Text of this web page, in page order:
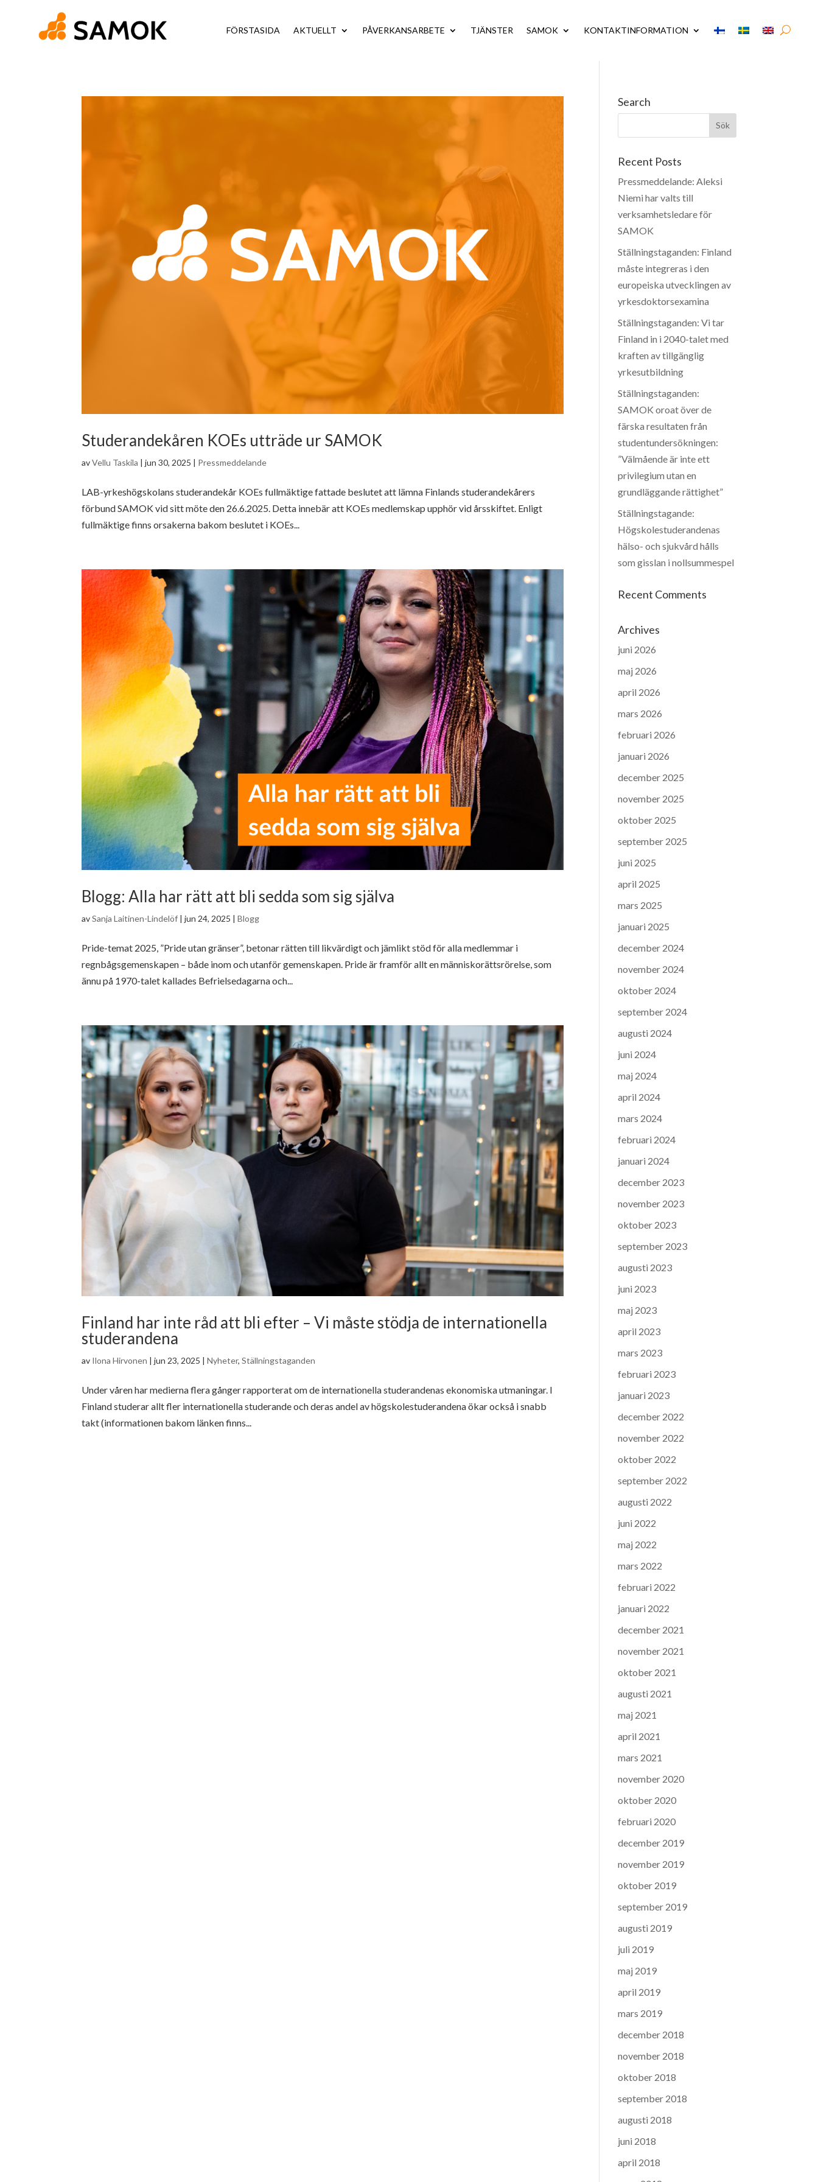
FÖRSTASIDA AKTUELLT PÅVERKANSARBETE TJÄNSTER SAMOK KONTAKTINFORMATION
Studerandekåren KOEs utträde ur SAMOK
avVellu Taskila |jun 30, 2025 | Pressmeddelande
LAB-yrkeshögskolans studerandekår KOEs fullmäktige fattade beslutet att lämna Finlands studerandekårers
förbund SAMOK vid sitt möte den 26.6.2025. Detta innebär att KOEs medlemskap upphör vid årsskiftet. Enligt
fullmäktige finns orsakerna bakom beslutet i KOEs...
Blogg: Alla har rätt att bli sedda som sig själva
avSanja Laitinen-Lindelöf |jun 24, 2025 |Blogg
Pride-temat 2025, ”Pride utan gränser”, betonar rätten till likvärdigt och jämlikt stöd för alla medlemmar i
regnbågsgemenskapen – både inom och utanför gemenskapen. Pride är framför allt en människorättsrörelse, som
ännu på 1970-talet kallades Befrielsedagarna och...
Finland har inte råd att bli efter – Vi måste stödja de internationella
studerandena
av Ilona Hirvonen |jun 23, 2025 |Nyheter,Ställningstaganden
Under våren har medierna flera gånger rapporterat om de internationella studerandenas ekonomiska utmaningar. I
Finland studerar allt fler internationella studerande och deras andel av högskolestuderandena ökar också i snabb
takt (informationen bakom länken finns...
Search
Recent Posts
Pressmeddelande: Aleksi
Niemi har valts till
verksamhetsledare för
SAMOK
Ställningstaganden: Finland
måste integreras i den
europeiska utvecklingen av
yrkesdoktorsexamina
Ställningstaganden: Vi tar
Finland in i 2040-talet med
kraften av tillgänglig
yrkesutbildning
Ställningstaganden:
SAMOK oroat över de
färska resultaten från
studentundersökningen:
”Välmående är inte ett
privilegium utan en
grundläggande rättighet”
Ställningstagande:
Högskolestuderandenas
hälso- och sjukvård hålls
som gisslan i nollsummespel
Recent Comments
Archives
juni 2026
maj 2026
april 2026
mars 2026
februari 2026
januari 2026
december 2025
november 2025
oktober 2025
september 2025
juni 2025
april 2025
mars 2025
januari 2025
december 2024
november 2024
oktober 2024
september 2024
augusti 2024
juni 2024
maj 2024
april 2024
mars 2024
februari 2024
januari 2024
december 2023
november 2023
oktober 2023
september 2023
augusti 2023
juni 2023
maj 2023
april 2023
mars 2023
februari 2023
januari 2023
december 2022
november 2022
oktober 2022
september 2022
augusti 2022
juni 2022
maj 2022
mars 2022
februari 2022
januari 2022
december 2021
november 2021
oktober 2021
augusti 2021
maj 2021
april 2021
mars 2021
november 2020
oktober 2020
februari 2020
december 2019
november 2019
oktober 2019
september 2019
augusti 2019
juli 2019
maj 2019
april 2019
mars 2019
december 2018
november 2018
oktober 2018
september 2018
augusti 2018
juni 2018
april 2018